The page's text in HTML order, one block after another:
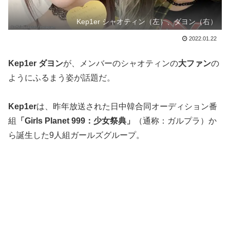
Kep1er シャオティン（左）、ダヨン（右）
2022.01.22
Kep1er ダヨンが、メンバーのシャオティンの大ファンの
ようにふるまう姿が話題だ。
Kep1erは、昨年放送された日中韓合同オーディション番
組
「Girls Planet 999：少女祭典」
（通称：ガルプラ）か
ら誕生した9人組ガールズグループ。